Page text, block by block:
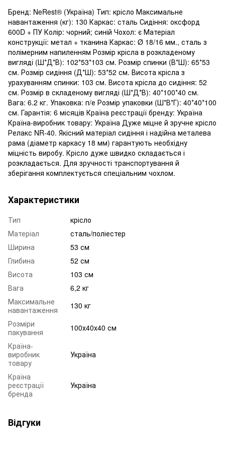
Бренд: NeRest® (Україна) Тип: крісло Максимальне
навантаження (кг): 130 Каркас: сталь Сидіння: оксфорд
600D + ПУ Колір: чорний; синій Чохол: є Матеріал
конструкції: метал + тканина Каркас: Ø 18/16 мм., сталь з
полімерним напиленням Розмір крісла в розкладеному
вигляді (Ш*Д*В): 102*53*103 см. Розмір спинки (В*Ш): 65*53
см. Розмір сидіння (Д*Ш): 53*52 см. Висота крісла з
урахуванням спинки: 103 см. Висота крісла до сидіння: 52
см. Розмір в складеному вигляді (Ш*Д*В): 40*100*40 см.
Вага: 6.2 кг. Упаковка: п/е Розмір упаковки (Ш*В*Г): 40*40*100
см. Гарантія: 6 місяців Країна реєстрації бренду: Україна
Країна-виробник товару: Україна Дуже міцне й зручне крісло
Релакс NR-40. Якісний матеріал сидіння і надійна металева
рама (діаметр каркасу 18 мм) гарантують необхідну
міцність виробу. Крісло дуже швидко складається і
розкладається. Для зручності транспортування й
зберігання комплектується спеціальним чохлом.
Характеристики
Тип
крісло
Матеріал
сталь/поліестер
Ширина
53 см
Глибина
52 см
Висота
103 см
Вага
6,2 кг
Максимальне
навантаження
130 кг
Розміри
пакування
100х40х40 см
Країна-
виробник
товару
Україна
Країна
реєстрації
бренда
Україна
Відгуки